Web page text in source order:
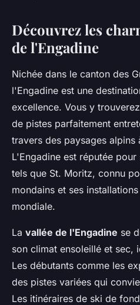
Découvrez les
de l'Engadine
Nichée dans le canton des
l'Engadine est une
excellence. Vous y
de pistes parfaitement
travers des paysages alpins
L'Engadine est réputée
tels que St. Moritz, connu
mondains et ses
mondiale.
La vallée de l'Engadine se
son climat ensoleillé et sec,
Les débutants comme les
des pistes variées qui
Les itinéraires de ski de